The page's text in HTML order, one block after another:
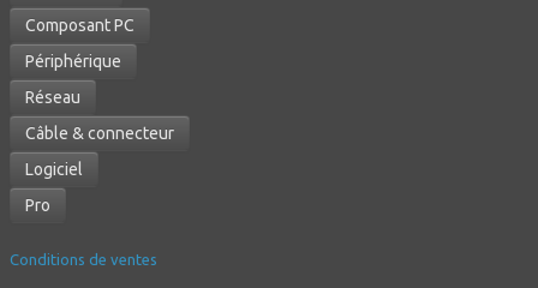
Composant PC
Périphérique
Réseau
Câble & connecteur
Logiciel
Pro
Conditions de ventes